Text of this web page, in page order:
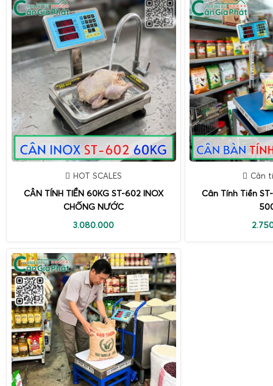
HOT SCALES
CÂN TÍNH TIỀN 60KG ST-602 INOX
CHỐNG NƯỚC
3.080.000
Cân
Cân Tính Tiền